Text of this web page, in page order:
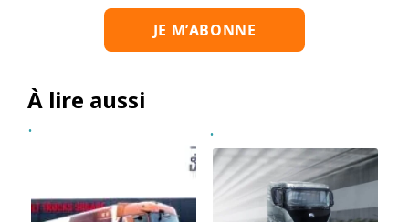
À lire aussi